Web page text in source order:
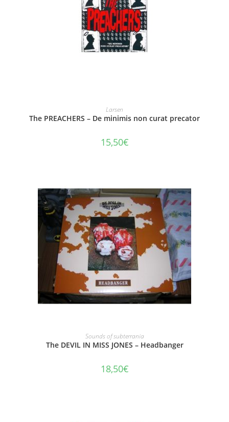
AJOUTER AU PANIER
Larsen
The PREACHERS – De minimis non curat precator
15,50€
AJOUTER AU PANIER
Sounds of subterrania
The DEVIL IN MISS JONES – Headbanger
18,50€